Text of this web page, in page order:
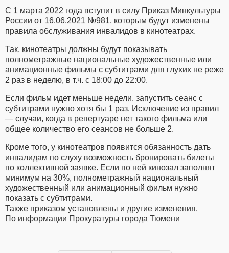
С 1 марта 2022 года вступит в силу Приказ Минкультуры
России от 16.06.2021 №981, которым будут изменены
правила обслуживания инвалидов в кинотеатрах.
Так, кинотеатры должны будут показывать
полнометражные национальные художественные или
анимационные фильмы с субтитрами для глухих не реже
2 раз в неделю, в т.ч. с 18:00 до 22:00.
Если фильм идет меньше недели, запустить сеанс с
субтитрами нужно хотя бы 1 раз. Исключение из правил
— случаи, когда в репертуаре нет такого фильма или
общее количество его сеансов не больше 2.
Кроме того, у кинотеатров появится обязанность дать
инвалидам по слуху возможность бронировать билеты
по коллективной заявке. Если по ней кинозал заполнят
минимум на 30%, полнометражный национальный
художественный или анимационный фильм нужно
показать с субтитрами.
Также приказом установлены и другие изменения.
По информации Прокуратуры города Тюмени